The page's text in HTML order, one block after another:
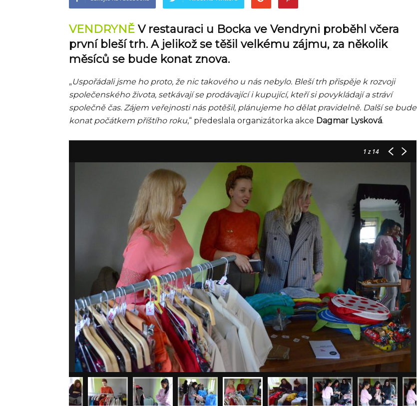
VENDRYNĚ V restauraci u Bocka ve Vendryni proběhl včera
první bleší trh. A jelikož se těšil velkému zájmu, za několik
měsíců se bude konat znova.
„Uspořádali jsme ho proto, že nic takového u nás nebylo. Bleší trh přispěje k rozvoji
společenského života, setkávají se prodávající i kupující, kteří si povykládají a stráví
společně čas. Zájem veřejnosti nás potěšil, plánujeme ho dělat pravidelně. Další se bude
konat počátkem příštího roku,“ předeslala organizátorka akce Dagmar Lysková.
1z 14